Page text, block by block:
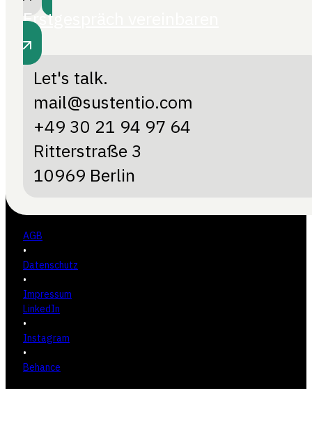
Erstgespräch vereinbaren
Let's talk.
mail@sustentio.com
+49 30 21 94 97 64
Ritterstraße 3
10969 Berlin
AGB
•
Datenschutz
•
Impressum
LinkedIn
•
Instagram
•
Behance